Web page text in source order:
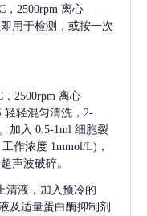
，2500rpm 离心
用于检测，或按一次
，2500rpm 离心
轻轻混匀清洗，2-
加入 0.5-1ml 细胞裂
作浓度 1mmol/L)，
声波破碎。
清液，加入预冷的
及适量蛋白酶抑制剂